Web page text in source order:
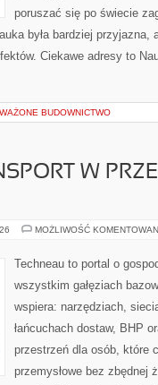
poruszać się po świecie
była bardziej przyjazna,
Ciekawe adresy to
BUDOWNICTWO
W
MOŻLIWOŚĆ
Techneau to portal o
wszystkim gałęziach
wspiera: narzędziach,
łańcuchach dostaw, BHP
przestrzeń dla osób, które
przemysłowe bez zbędnej